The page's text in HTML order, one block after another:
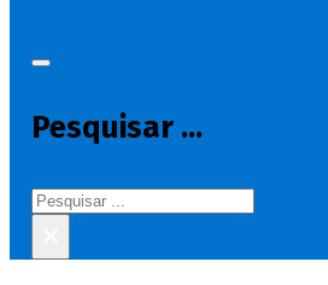
Pesquisar ...
Pesquisar